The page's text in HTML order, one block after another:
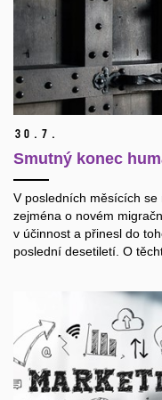
30. 7.
Smutný konec
V posledních měsících
zejména o novém
v účinnost a přinesl do
poslední desetiletí. O